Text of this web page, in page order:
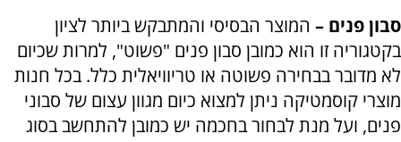
סבון פנים – המוצר הבסיסי והמתבקש ביותר לציון
בקטגוריה זו הוא כמובן סבון פנים "פשוט", למרות שכיום
לא מדובר בבחירה פשוטה או טריוויאלית כלל. בכל חנות
מוצרי קוסמטיקה ניתן למצוא כיום מגוון עצום של סבוני
פנים, ועל מנת לבחור בחכמה יש כמובן להתחשב בסוג